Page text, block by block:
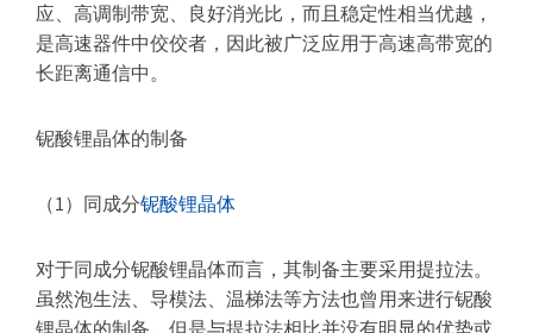
应、高调制带宽、良好消光比，而且稳定性相当优越，
是高速器件中佼佼者，因此被广泛应用于高速高带宽的
长距离通信中。
铌酸锂晶体的制备
（1）同成分铌酸锂晶体
对于同成分铌酸锂晶体而言，其制备主要采用提拉法。
虽然泡生法、导模法、温梯法等方法也曾用来进行铌酸